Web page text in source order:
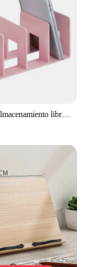
Organizadores almacenamiento libros Boodend escritorio, soporte para revistas, 4 compartimentos, organizadores y que